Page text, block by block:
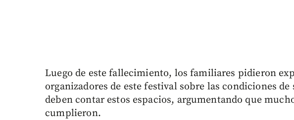
Luego de este fallecimiento, los familiares pidieron
organizadores de este festival sobre las condiciones
deben contar estos espacios, argumentando que
cumplieron.